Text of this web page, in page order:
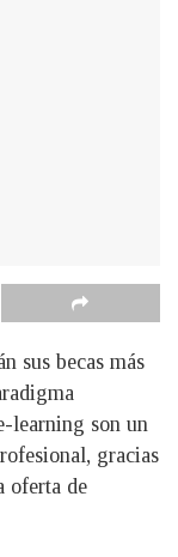
sus becas más
learning son un
gracias
oferta de